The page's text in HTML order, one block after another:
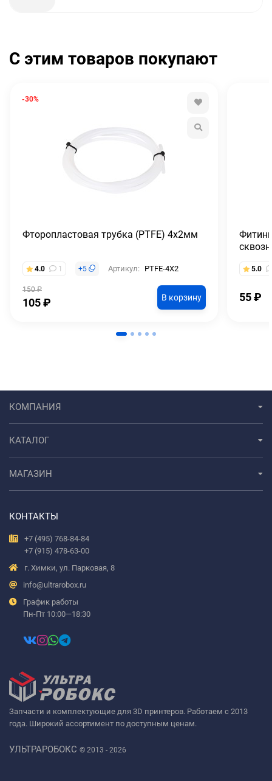
С этим товаров покупают
-30%
Фторопластовая трубка (PTFE) 4х2мм
4.0 1 +5 Артикул: PTFE-4X2
150₽
105₽ В корзину
5.0
55₽
Запчасти и комплектующие для 3D принтеров. Работаем с 2013
года. Широкий ассортимент по доступным ценам.
УЛЬТРАРОБОКС © 2013 - 2026
КОМПАНИЯ
КАТАЛОГ
МАГАЗИН
КОНТАКТЫ
+7 (495) 768-84-84
+7 (915) 478-63-00
г. Химки, ул. Парковая, 8
info@ultrarobox.ru
График работы
Пн-Пт 10:00—18:30